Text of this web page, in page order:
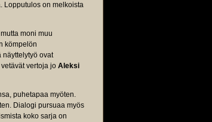
Lopputulos on melkoista
moni muu
kömpelön
näyttelytyö ovat
vertoja jo Aleksi
puhetapaa myöten.
Dialogi pursuaa myös
koko sarja on